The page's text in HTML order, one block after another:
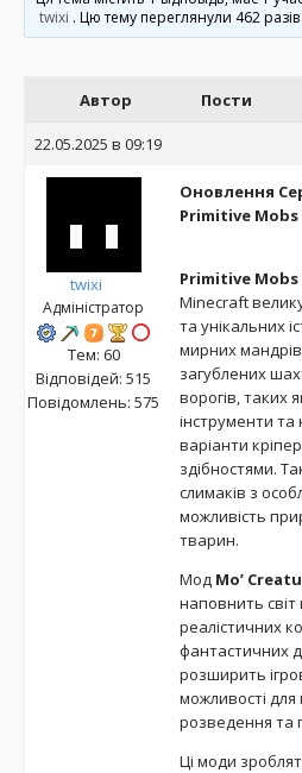
twixi . Цю тему переглянули 462 разів
Автор Пости
22.05.2025 в 09:19
twixi
Адміністратор
Тем: 60
Відповідей: 515
Повідомлень: 575
Оновлення
Primitive Mobs
Primitive Mobs
Minecraft
та унікальних
мирних
загублених
ворогів, таких
інструменти
варіанти
здібностями.
слимаків з
можливість
тварин.
Мод Mo’
наповнить
реалістичних
фантастичних
розширить
можливості для
розведення та
Ці моди